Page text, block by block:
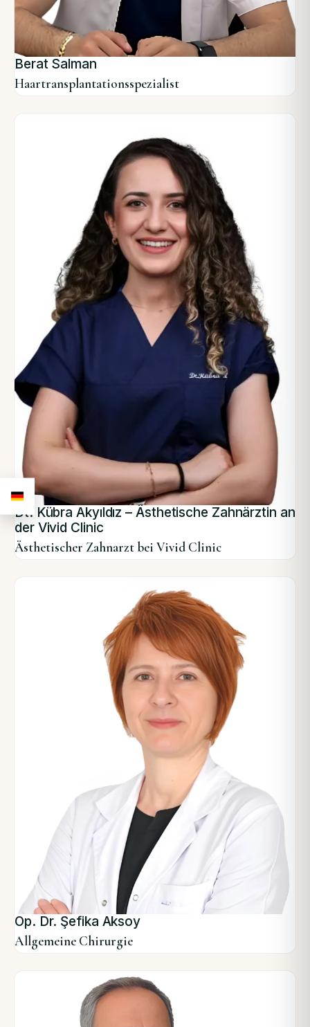
Berat Salman
Haartransplantationsspezialist
Dt. Kübra Akyıldız – Ästhetische Zahnärztin an
der Vivid Clinic
Ästhetischer Zahnarzt bei Vivid Clinic
Op. Dr. Şefika Aksoy
Allgemeine Chirurgie